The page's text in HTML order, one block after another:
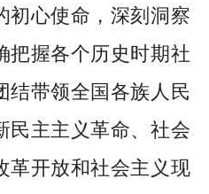
初心使命，深刻洞察
把握各个历史时期社
结带领全国各族人民
民主主义革命、社会
革开放和社会主义现